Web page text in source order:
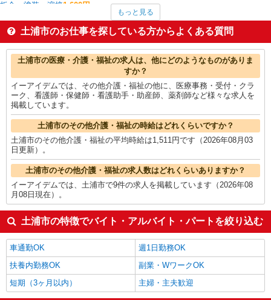
板金・塗装・溶接1,600円
フォークリフト1,569円
製造・組立・加工1,532円
その他介護・福祉1,511円
土浦市の他の職種の平均時給を見る
もっと見る
土浦市のお仕事を探している方からよくある質問
土浦市の医療・介護・福祉の求人は、他にどのようなものがありま
すか？
イーアイデムでは、その他介護・福祉の他に、医療事務・受付・クラ
ーク、看護師・保健師・看護助手・助産師、薬剤師など様々な求人を
掲載しています。
土浦市のその他介護・福祉の時給はどれくらいですか？
土浦市のその他介護・福祉の平均時給は1,511円です（2026年08月03
日更新）。
土浦市のその他介護・福祉の求人数はどれくらいありますか？
イーアイデムでは、土浦市で9件の求人を掲載しています（2026年08
月08日現在）。
土浦市の特徴でバイト・アルバイト・パートを絞り込む
車通勤OK
週1日勤務OK
扶養内勤務OK
副業・WワークOK
短期（3ヶ月以内）
主婦・主夫歓迎